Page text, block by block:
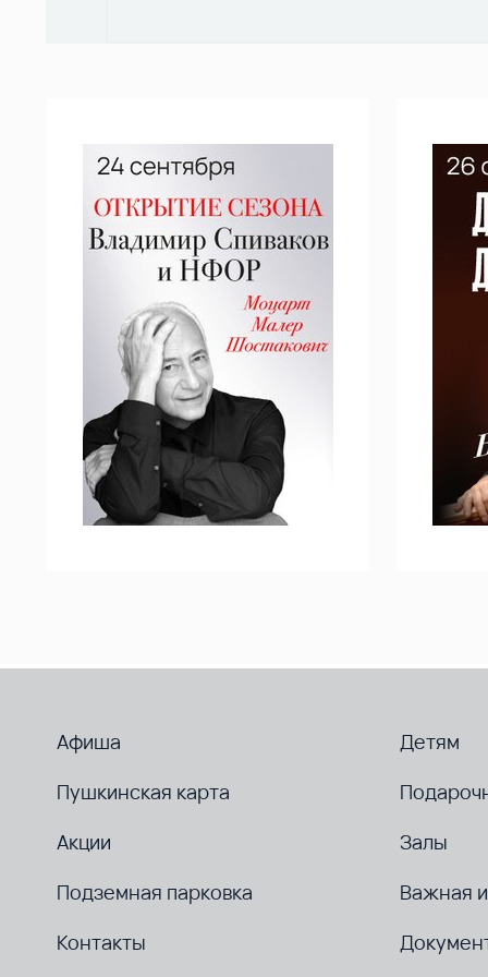
Афиша
Детям
Пушкинская карта
Акции
Залы
Подземная парковка
Важная
Контакты